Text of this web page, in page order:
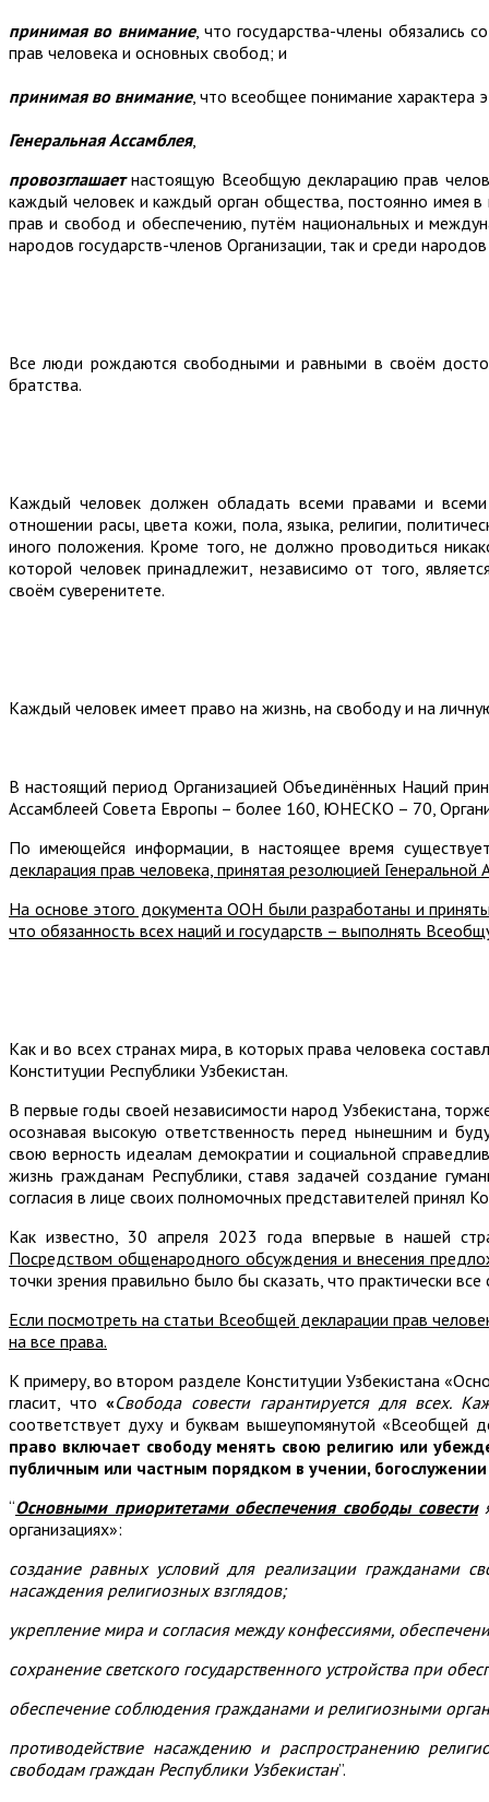
принимая во внимание, что государства-члены обязались
прав человека и основных свобод; и
принимая во внимание, что всеобщее понимание характера
Генеральная Ассамблея,
провозглашаетнастоящую Всеобщую декларацию прав
каждый человек и каждый орган общества, постоянно имея
прав и свобод и обеспечению, путём национальных и
народов государств-членов Организации, так и среди
Все люди рождаются свободными и равными в своём
братства.
Каждый человек должен обладать всеми правами и
отношении расы, цвета кожи, пола, языка, религии,
иного положения. Кроме того, не должно проводиться
которой человек принадлежит, независимо от того,
своём суверенитете.
Каждый человек имеет право на жизнь, на свободу и на
В настоящий период Организацией Объединённых Наций
Ассамблеей Совета Европы – более 160, ЮНЕСКО – 70,
По имеющейся информации, в настоящее время
декларация прав человека, принятая резолюцией
На основе этого документа ООН были разработаны и
что обязанность всех наций и государств – выполнять
Как и во всех странах мира, в которых права человека
Конституции Республики Узбекистан.
В первые годы своей независимости народ Узбекистана,
осознавая высокую ответственность перед нынешним и
свою верность идеалам демократии и социальной
жизнь гражданам Республики, ставя задачей создание
согласия в лице своих полномочных представителей принял
Как известно, 30 апреля 2023 года впервые в нашей
Посредством общенародного обсуждения и внесения
точки зрения правильно было бы сказать, что практически
Если посмотреть на статьи Всеобщей декларации прав
на все права.
К примеру, во втором разделе Конституции Узбекистана
гласит, что«Свобода совести гарантируется для всех.
соответствует духу и буквам вышеупомянутой «Всеобщей
право включает свободу менять свою религию или
публичным или частным порядком в учении,
“Основными приоритетами обеспечения свободы совести
организациях»:
создание равных условий для реализации гражданами
насаждения религиозных взглядов;
укрепление мира и согласия между конфессиями,
сохранение светского государственного устройства при
обеспечение соблюдения гражданами и религиозными
противодействие насаждению и распространению
свободам граждан Республики Узбекистан”.